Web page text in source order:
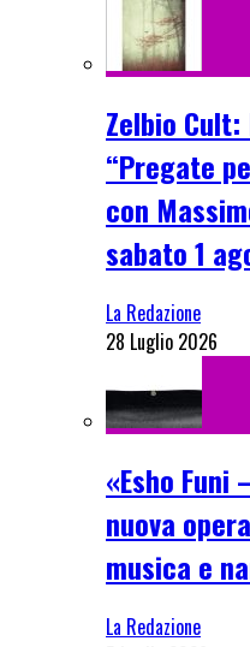
Zelbio
“Pregate
con
sabato 1
La Redazione
28 Luglio 2026
«Esho Funi
nuova
musica e
La Redazione